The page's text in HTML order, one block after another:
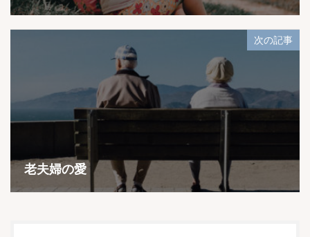
次の記事
老夫婦の愛